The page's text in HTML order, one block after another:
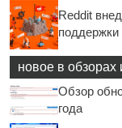
Reddit
поддержки
новое в обзорах
Обзор
года